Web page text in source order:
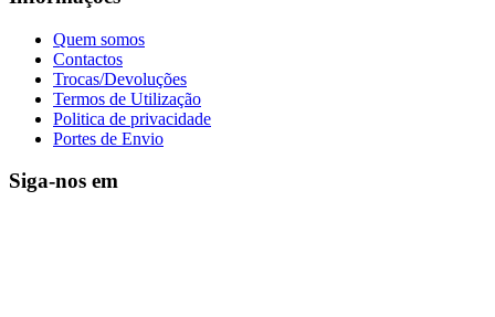
Quem somos
Contactos
Trocas/Devoluções
Termos de Utilização
Politica de privacidade
Portes de Envio
Siga-nos em